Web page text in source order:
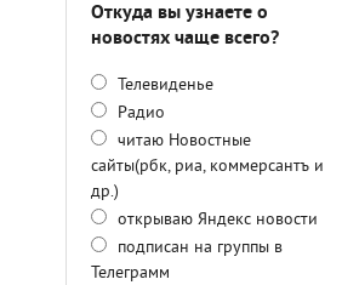
Откуда вы узнаете о
новостях чаще всего?
Телевиденье
Радио
читаю Новостные
сайты(рбк, риа, коммерсантъ и
др.)
открываю Яндекс новости
подписан на группы в
Телеграмм